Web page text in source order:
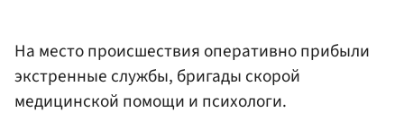
На место происшествия оперативно прибыли
экстренные службы, бригады скорой
медицинской помощи и психологи.